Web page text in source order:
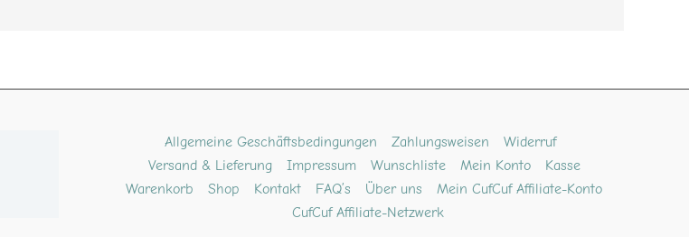
Allgemeine Geschäftsbedingungen Zahlungsweisen
Widerruf
Versand & Lieferung
Impressum Wunschliste Mein Konto
Kasse
Warenkorb
Shop Kontakt FAQ’s Über uns
Mein CufCuf Affiliate-Konto
CufCuf Affiliate-Netzwerk